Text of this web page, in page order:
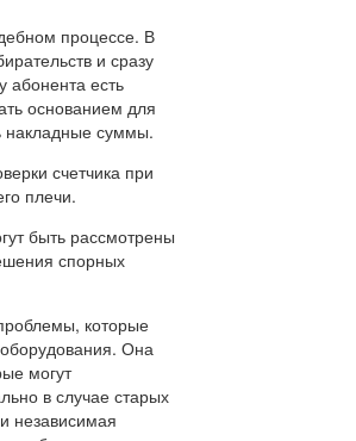
процессе. В
и сразу
абонента есть
основанием для
накладные суммы.
счетчика при
плечи.
быть рассмотрены
спорных
которые
оборудования. Она
могут
в случае старых
независимая